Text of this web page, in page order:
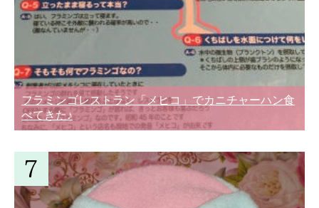
フラミンゴレストラン「メヒコ」でカニチャーハン食
べてきた♪